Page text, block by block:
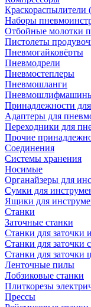
Краскораспылители
Наборы
Отбойные молотки
Пистолеты
Пневмогайковёрты
Пневмодрели
Пневмостеплеры
Пневмошланги
Принадлежности
Адаптеры для
Переходники для
Прочие
Соединения
Системы хранения
Носимые
Органайзеры для
Сумки для
Ящики для
Станки
Заточные станки
Станки для заточки
Станки для заточки
Станки для заточки
Ленточные пилы
Лобзиковые станки
Плиткорезы
Прессы